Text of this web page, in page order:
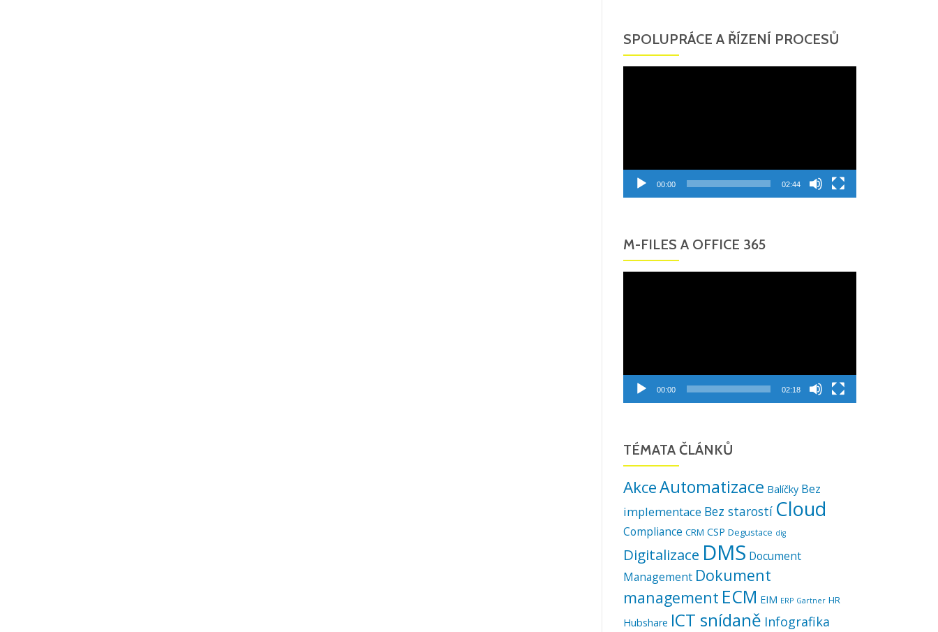
SPOLUPRÁCE A ŘÍZENÍ PROCESŮ
00:00 02:44
M-FILES A OFFICE 365
00:00 02:18
TÉMATA ČLÁNKŮ
AkceAutomatizace Balíčky Bez
implementace Bez starostí Cloud
Compliance CRM CSP Degustace dig
Digitalizace DMS Document
Management Dokument
management ECM EIM ERP Gartner HR
Hubshare ICT snídaně Infografika